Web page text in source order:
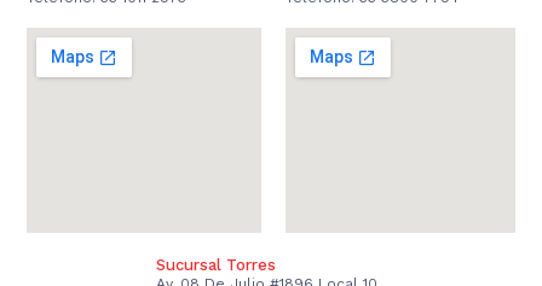
Sucursal Torres